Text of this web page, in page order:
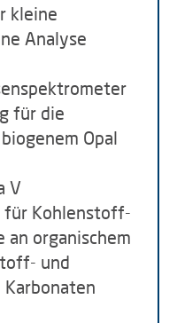
kleine
Analyse
für die
Opal
V
für Kohlenstoff-
organischem
und